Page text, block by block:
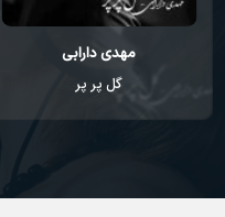
مهدی دارابی
گل پر پر